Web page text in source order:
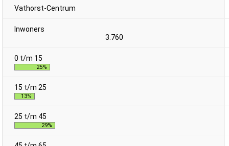
Vathorst-Centrum
3.760
25%
13%
29%